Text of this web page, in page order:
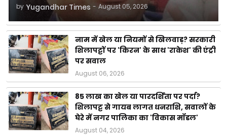
by Yugandhar Times - August 05, 2026
नाम में खेल या नियमों से खिलवाड़? सरकारी
शिलापट्टों पर 'किरन' के साथ 'राकेश' की एंट्री
पर सवाल
August 06, 2026
85 लाख का खेल या पारदर्शिता पर पर्दा?
शिलापट्ट से गायब लागत धनराशि, सवालों के
घेरे में नगर पालिका का 'विकास मॉडल'
August 04, 2026